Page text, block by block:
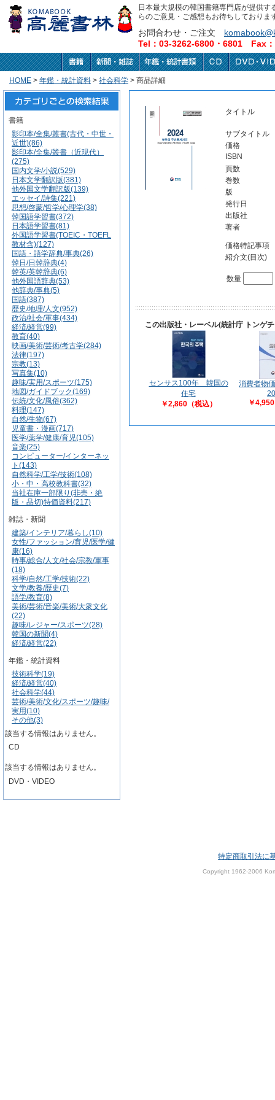
日本最大規模の韓国書籍専門店が提供
らのご意見・ご感想もお待ちしておりま
お問合わせ・ご注文
Tel：03-3262-6800・6801 Fax
HOME > 年鑑・統計資料 > 社会科学 > 商品詳細
書籍
影印本/全集/叢書(古代・中世・
近世)(86)
影印本/全集/叢書（近現代）
(275)
国内文学/小説(529)
日本文学翻訳版(381)
他外国文学翻訳版(139)
エッセイ/詩集(221)
思想/啓蒙/哲学/心理学(38)
韓国語学習書(372)
日本語学習書(81)
外国語学習書(TOEIC・TOEFL
教材含)(127)
国語・語学辞典/事典(26)
韓日/日韓辞典(4)
韓英/英韓辞典(6)
他外国語辞典(53)
他辞典/事典(5)
国語(387)
歴史/地理/人文(952)
政治/社会/軍事(434)
経済/経営(99)
教育(40)
映画/美術/芸術/考古学(284)
法律(197)
宗教(13)
写真集(10)
趣味/実用/スポーツ(175)
地図/ガイドブック(169)
伝統/文化/風俗(362)
料理(147)
自然/生物(67)
児童書・漫画(717)
医学/薬学/健康/育児(105)
音楽(25)
コンピューター/インターネッ
ト(143)
自然科学/工学/技術(108)
小・中・高校教科書(32)
当社在庫一部限り(非売・絶
版・品切)特価資料(217)
雑誌・新聞
建築/インテリア/暮らし(10)
女性/ファッション/育児/医学/健
康(16)
時事/総合/人文/社会/宗教/軍事
(18)
科学/自然/工学/技術(22)
文学/教養/歴史(7)
語学/教育(8)
美術/芸術/音楽/美術/大衆文化
(22)
趣味/レジャー/スポーツ(28)
韓国の新聞(4)
経済/経営(22)
年鑑・統計資料
技術科学(19)
経済/経営(40)
社会科学(44)
芸術/美術/文化/スポーツ/趣味/
実用(10)
その他(3)
該当する情報はありません。
CD
該当する情報はありません。
DVD・VIDEO
タイトル
サブタイトル
価格
ISBN
頁数
巻数
版
発行日
出版社
著者
価格特記事項
紹介文(目次)
数量
この出版社・レーベル(統計庁 トンゲ
センサス100年 韓国の
住宅
￥2,860（税込）
消費者物
￥
特定商取引法に
Copyright 1962-2006